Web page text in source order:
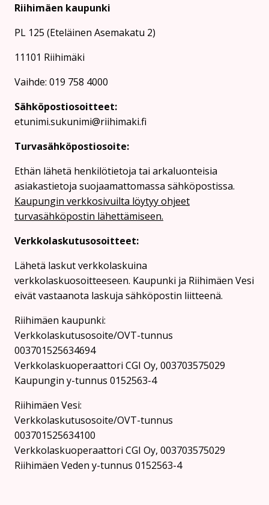
Riihimäen kaupunki
PL 125 (Eteläinen Asemakatu 2)
11101 Riihimäki
Vaihde: 019 758 4000
Sähköpostiosoitteet:
etunimi.sukunimi@riihimaki.fi
Turvasähköpostiosoite:
Ethän lähetä henkilötietoja tai arkaluonteisia
asiakastietoja suojaamattomassa sähköpostissa.
Kaupungin verkkosivuilta löytyy ohjeet
turvasähköpostin lähettämiseen.
Verkkolaskutusosoitteet:
Lähetä laskut verkkolaskuina
verkkolaskuosoitteeseen. Kaupunki ja Riihimäen Vesi
eivät vastaanota laskuja sähköpostin liitteenä.
Riihimäen kaupunki:
Verkkolaskutusosoite/OVT-tunnus
003701525634694
Verkkolaskuoperaattori CGI Oy, 003703575029
Kaupungin y-tunnus 0152563-4
Rii­hi­mäen Vesi:
Verkkolaskutusosoite/OVT-tunnus
003701525634100
Verkkolaskuoperaattori CGI Oy, 003703575029
Riihimäen Veden y-tunnus 0152563-4